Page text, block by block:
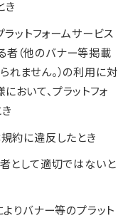
き
ットフォームサービス
（他のバナー等掲載
れません。）の利用に対
おいて、プラットフォ
約に違反したとき
して適切ではないと
りバナー等のプラット